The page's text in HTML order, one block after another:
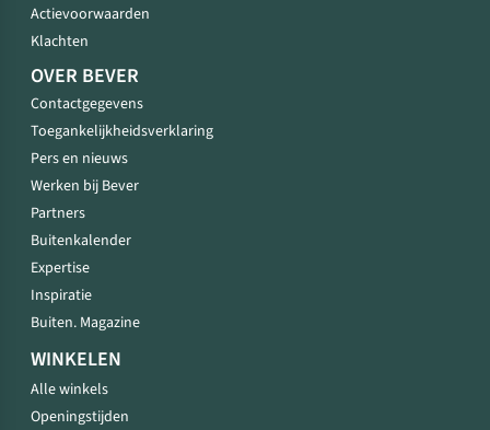
Actievoorwaarden
Klachten
OVER BEVER
Contactgegevens
Toegankelijkheidsverklaring
Pers en nieuws
Werken bij Bever
Partners
Buitenkalender
Expertise
Inspiratie
Buiten. Magazine
WINKELEN
Alle winkels
Openingstijden